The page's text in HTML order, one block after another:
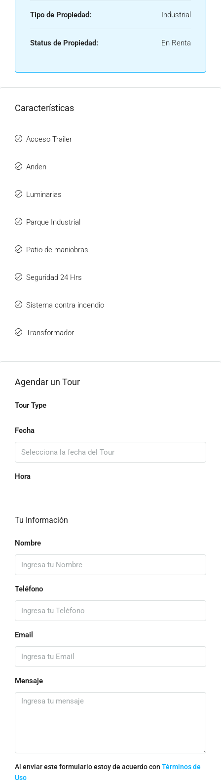
Tipo de Propiedad: Industrial
Status de Propiedad: En Renta
Características
Acceso Trailer
Anden
Luminarias
Parque Industrial
Patio de maniobras
Seguridad 24 Hrs
Sistema contra incendio
Transformador
Agendar un Tour
Tour Type
Fecha
Hora
Tu Información
Nombre
Teléfono
Email
Mensaje
Al enviar este formulario estoy de acuerdo con Términos de
Uso